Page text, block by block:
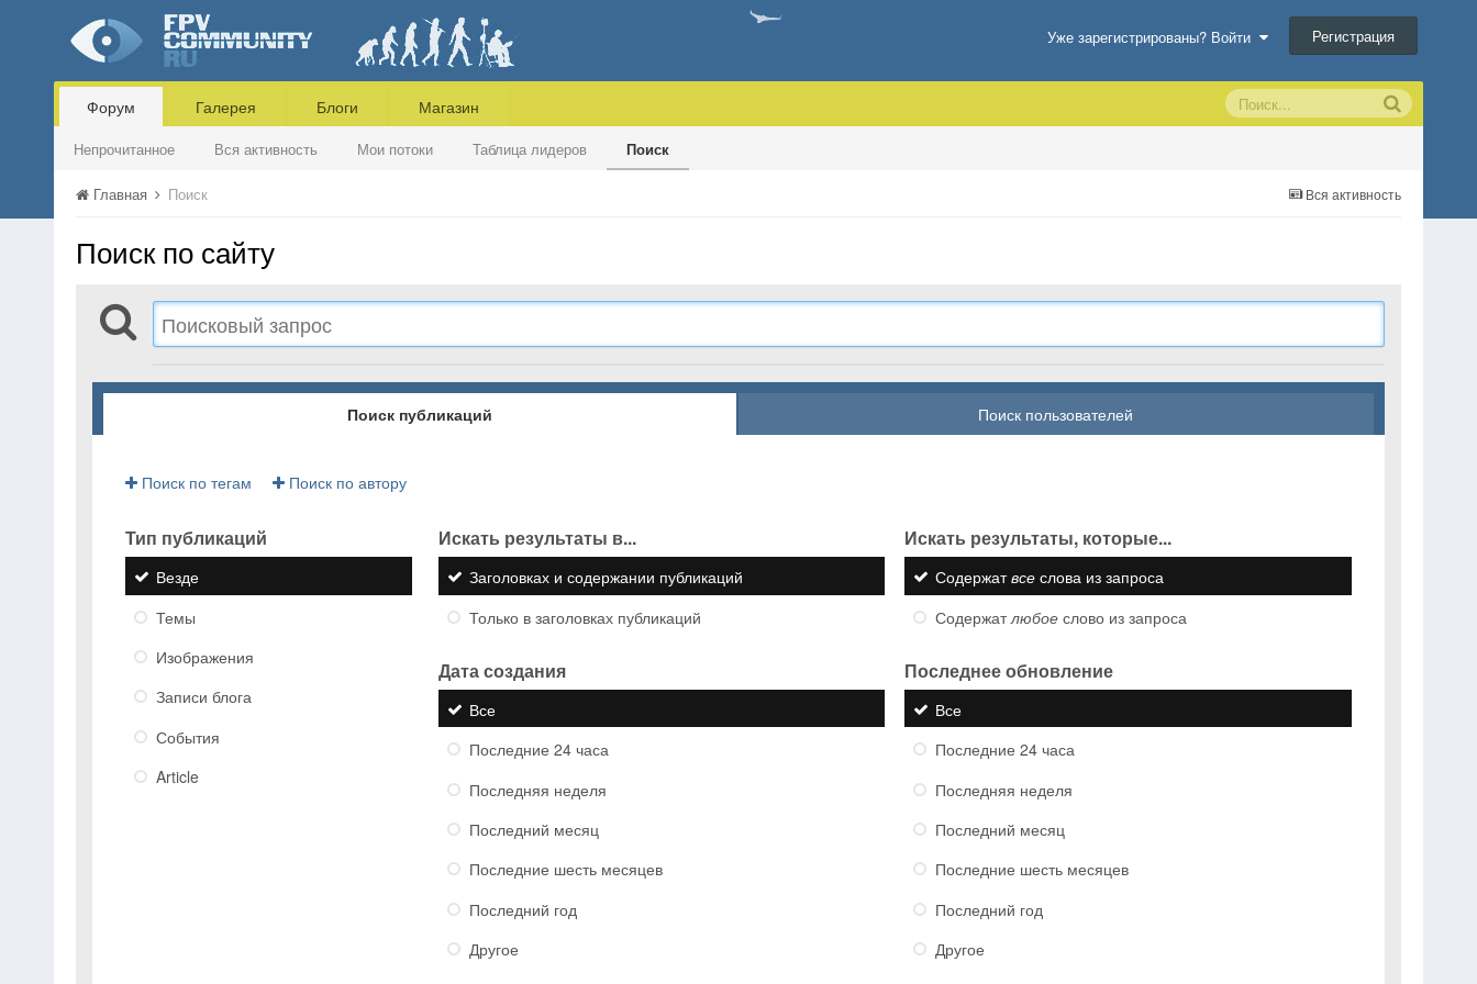
Уже зарегистрированы? Войти Регистрация
Форум
Непрочитанное Вся активность Мои потоки Таблица лидеров Поиск
Галерея Блоги Магазин
Вся активность
Главная Поиск
Поиск по сайту
Поиск публикаций Поиск пользователей
Поиск по тегам Поиск по автору
Тип публикаций
Везде
Темы
Изображения
Записи блога
События
Article
Искать результаты в...
Заголовках и содержании публикаций
Только в заголовках публикаций
Искать результаты, которые...
Содержатвсеслова из запроса
Содержатлюбоеслово из запроса
Дата создания
Все
Последние 24 часа
Последняя неделя
Последний месяц
Последние шесть месяцев
Последний год
Другое
Последнее обновление
Все
Последние 24 часа
Последняя неделя
Последний месяц
Последние шесть месяцев
Последний год
Другое